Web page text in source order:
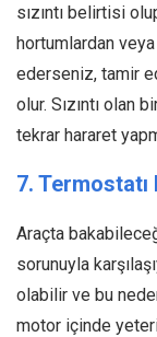
sızıntı belirtisi
hortumlardan veya
ederseniz, tamir
olur. Sızıntı olan
tekrar hararet
7.
Araçta
sorunuyla
olabilir ve bu
motor içinde